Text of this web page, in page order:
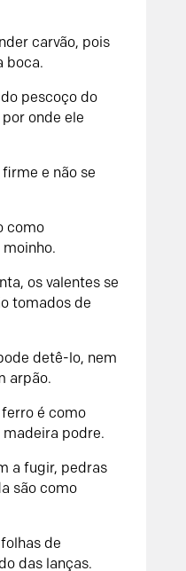
carvão, pois
boca.
pescoço do
onde ele
firme e não se
como
os valentes se
tomados de
detê-lo, nem
arpão.
é como
podre.
a fugir, pedras
são como
de
das lanças.